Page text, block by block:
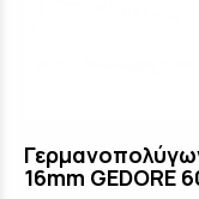
16mm GEDORE